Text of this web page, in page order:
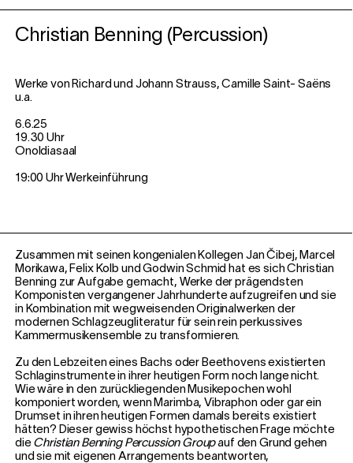
Christian Benning (Percussion)
Werke von Richard und Johann Strauss, Camille Saint- Saëns
u.a.
6.6.25
19.30 Uhr
Onoldiasaal
19:00 Uhr Werkeinführung
Zusammen mit seinen kongenialen Kollegen Jan Čibej, Marcel
Morikawa, Felix Kolb und Godwin Schmid hat es sich Christian
Benning zur Aufgabe gemacht, Werke der prägendsten
Komponisten vergangener Jahrhunderte aufzugreifen und sie
in Kombination mit wegweisenden Originalwerken der
modernen Schlagzeugliteratur für sein rein perkussives
Kammermusikensemble zu transformieren.
Zu den Lebzeiten eines Bachs oder Beethovens existierten
Schlaginstrumente in ihrer heutigen Form noch lange nicht.
Wie wäre in den zurückliegenden Musikepochen wohl
komponiert worden, wenn Marimba, Vibraphon oder gar ein
Drumset in ihren heutigen Formen damals bereits existiert
hätten? Dieser gewiss höchst hypothetischen Frage möchte
die Christian Benning Percussion Groupauf den Grund gehen
und sie mit eigenen Arrangements beantworten,